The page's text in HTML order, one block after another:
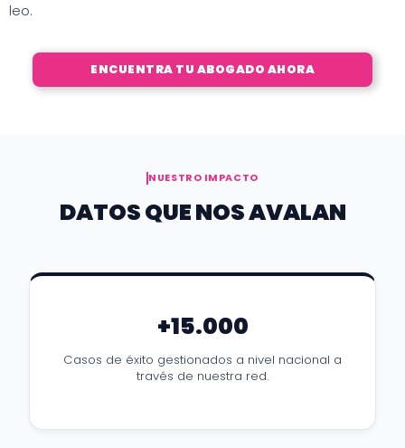
leo.
ENCUENTRA TU ABOGADO AHORA
NUESTRO IMPACTO
DATOS QUE NOS AVALAN
+15.000
Casos de éxito gestionados a nivel nacional a
través de nuestra red.